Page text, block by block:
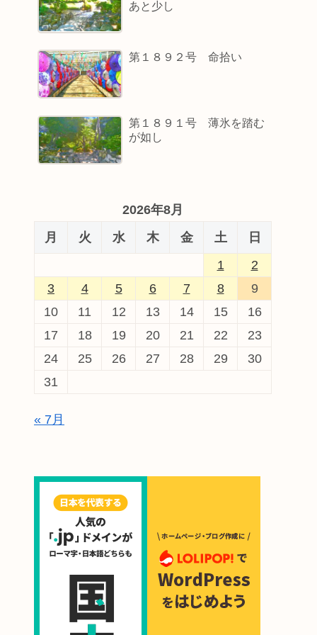
あと少し
第１８９２号 命拾い
第１８９１号 薄氷を踏む
が如し
2026年8月
月
火 水 木 金 土
日
1
2
3
4 5 6 7 8
9
10
11 12 13 14 15
16
17
18 19 20 21 22
23
24
25 26 27 28 29
30
31
« 7月